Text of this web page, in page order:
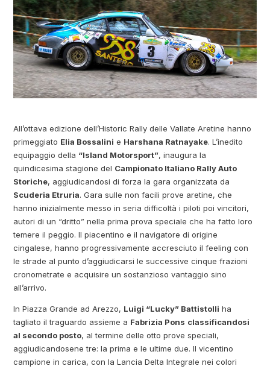
All’ottava edizione dell’Historic Rally delle Vallate Aretine hanno
primeggiato Elia Bossalini e Harshana Ratnayake. L’inedito
equipaggio della “Island Motorsport”, inaugura la
quindicesima stagione del Campionato Italiano Rally Auto
Storiche, aggiudicandosi di forza la gara organizzata da
Scuderia Etruria. Gara sulle non facili prove aretine, che
hanno inizialmente messo in seria difficoltà i piloti poi vincitori,
autori di un “dritto” nella prima prova speciale che ha fatto loro
temere il peggio. Il piacentino e il navigatore di origine
cingalese, hanno progressivamente accresciuto il feeling con
le strade al punto d’aggiudicarsi le successive cinque frazioni
cronometrate e acquisire un sostanzioso vantaggio sino
all’arrivo.
In Piazza Grande ad Arezzo, Luigi “Lucky” Battistolli ha
tagliato il traguardo assieme a Fabrizia Pons classificandosi
al secondo posto, al termine delle otto prove speciali,
aggiudicandosene tre: la prima e le ultime due. Il vicentino
campione in carica, con la Lancia Delta Integrale nei colori